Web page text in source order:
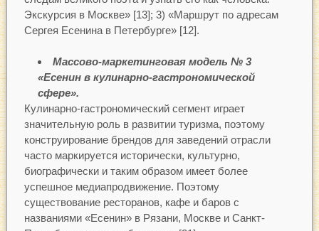
Экскурсия в Москве» [13]; 3) «Маршрут по адресам
Сергея Есенина в Петербурге» [12].
Массово-маркетинговая модель № 3
«Есенин в кулинарно-гастрономической
сфере».
Кулинарно-гастрономический сегмент играет
значительную роль в развитии туризма, поэтому
конструирование брендов для заведений отрасли
часто маркируется исторически, культурно,
биографически и таким образом имеет более
успешное медиапродвижение. Поэтому
существование ресторанов, кафе и баров с
названиями «Есенин» в Рязани, Москве и Санкт-